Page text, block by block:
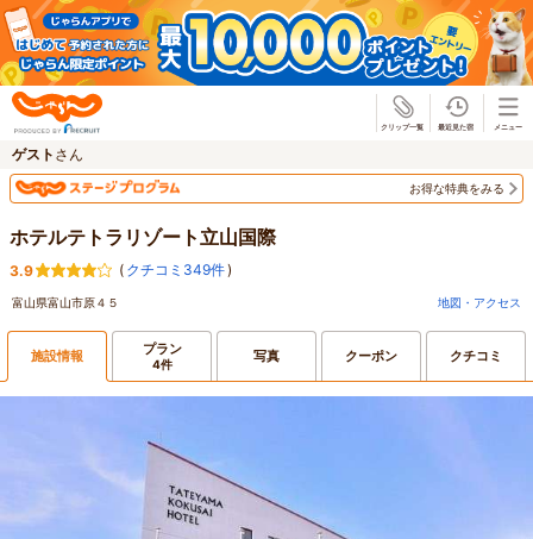
ゲスト さん
お得な特典をみる
ホテルテトラリゾート立山国際
3.9 ( クチコミ349件)
富山県富山市原４５ 地図・アクセス
施設情報 プラン
4件 写真 クーポン クチコミ